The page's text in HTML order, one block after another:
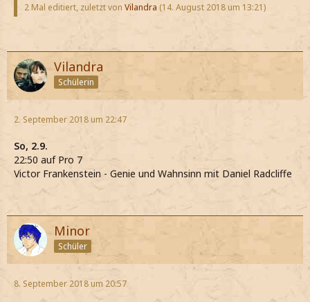
2 Mal editiert, zuletzt von Vilandra (14. August 2018 um 13:21)
Vilandra
Schülerin
2. September 2018 um 22:47
So, 2.9.
22:50 auf Pro 7
Victor Frankenstein - Genie und Wahnsinn mit Daniel Radcliffe
Minor
Schüler
8. September 2018 um 20:57